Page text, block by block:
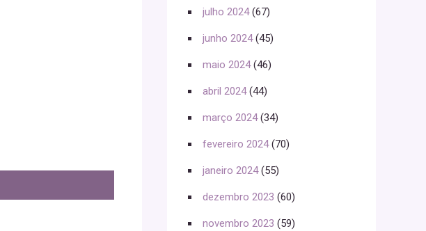
julho 2024(67)
junho 2024(45)
maio 2024(46)
abril 2024(44)
março 2024(34)
fevereiro 2024(70)
janeiro 2024(55)
dezembro 2023 (60)
novembro 2023 (59)